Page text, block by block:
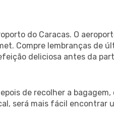
do Caracas. O
Compre lembranças de
deliciosa antes da
de recolher a
será mais fácil encontrar